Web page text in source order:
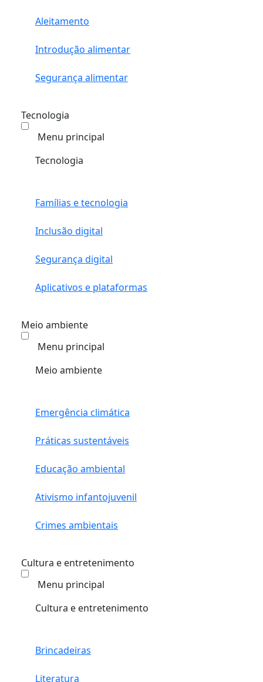
Aleitamento
Introdução alimentar
Segurança alimentar
Tecnologia
Menu principal
Tecnologia
Famílias e tecnologia
Inclusão digital
Segurança digital
Aplicativos e plataformas
Meio ambiente
Menu principal
Meio ambiente
Emergência climática
Práticas sustentáveis
Educação ambiental
Ativismo infantojuvenil
Crimes ambientais
Cultura e entretenimento
Menu principal
Cultura e entretenimento
Brincadeiras
Literatura